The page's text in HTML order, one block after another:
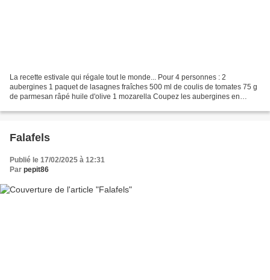
La recette estivale qui régale tout le monde... Pour 4 personnes : 2
aubergines 1 paquet de lasagnes fraîches 500 ml de coulis de tomates 75 g
de parmesan râpé huile d'olive 1 mozarella Coupez les aubergines en
Falafels
Publié le 17/02/2025 à 12:31
Par pepit86